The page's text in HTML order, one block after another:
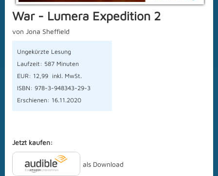
War - Lumera Expedition 2
von Jona Sheffield
Ungekürzte Lesung
Laufzeit: 587 Minuten
EUR: 12,99 inkl. MwSt.
ISBN: 978-3-948343-29-3
Erschienen: 16.11.2020
Jetzt kaufen:
als Download